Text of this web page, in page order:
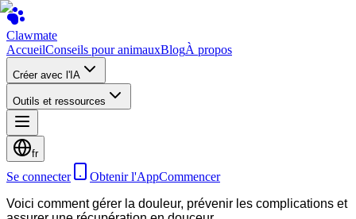
Clawmate
AccueilConseils pour animauxBlogÀ propos
Créer avec l'IA
Outils et ressources
fr
Se connecter Obtenir l'AppCommencer
Voici comment gérer la douleur, prévenir les complications et